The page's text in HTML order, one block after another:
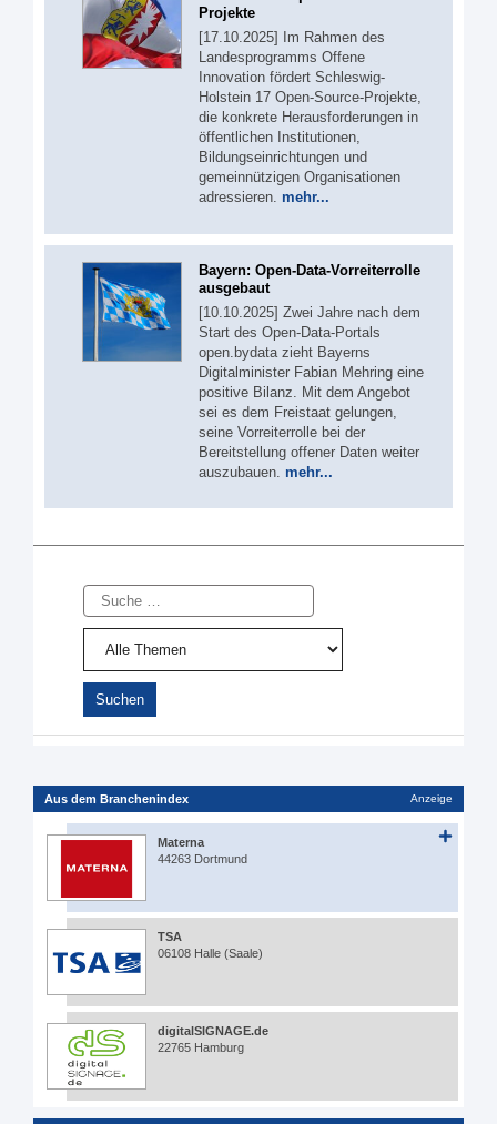
Projekte
[17.10.2025] Im Rahmen des
Landesprogramms Offene
Innovation fördert Schleswig-
Holstein 17 Open-Source-Projekte,
die konkrete Herausforderungen in
öffentlichen Institutionen,
Bildungseinrichtungen und
gemeinnützigen Organisationen
adressieren. mehr...
Bayern: Open-Data-Vorreiterrolle
ausgebaut
[10.10.2025] Zwei Jahre nach dem
Start des Open-Data-Portals
open.bydata zieht Bayerns
Digitalminister Fabian Mehring eine
positive Bilanz. Mit dem Angebot
sei es dem Freistaat gelungen,
seine Vorreiterrolle bei der
Bereitstellung offener Daten weiter
auszubauen. mehr...
Suche
Aus dem Branchenindex Anzeige
Materna
44263 Dortmund
TSA
06108 Halle (Saale)
digitalSIGNAGE.de
22765 Hamburg